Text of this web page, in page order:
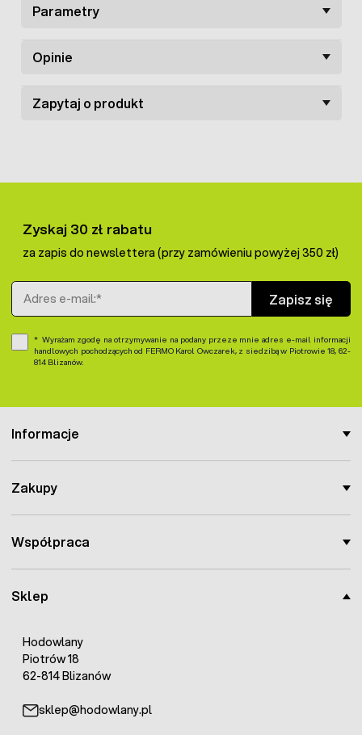
Parametry
Opinie
Zapytaj o produkt
Sklep
Hodowlany
Piotrów 18
62-814 Blizanów
sklep@hodowlany.pl
Informacje
Zakupy
Współpraca
Zyskaj 30 zł rabatu
za zapis do newslettera (przy zamówieniu powyżej 350 zł)
Adres e-mail
Zapisz się
Wyrażam zgodę na otrzymywanie na podany przeze mnie adres e-mail informacji
handlowych pochodzących od FERMO Karol Owczarek, z siedzibą w Piotrowie 18, 62-
814 Blizanów.